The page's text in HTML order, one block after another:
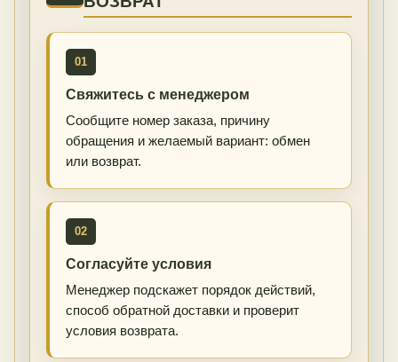
01
Свяжитесь с менеджером
Сообщите номер заказа, причину
обращения и желаемый вариант: обмен
или возврат.
02
Согласуйте условия
Менеджер подскажет порядок действий,
способ обратной доставки и проверит
условия возврата.